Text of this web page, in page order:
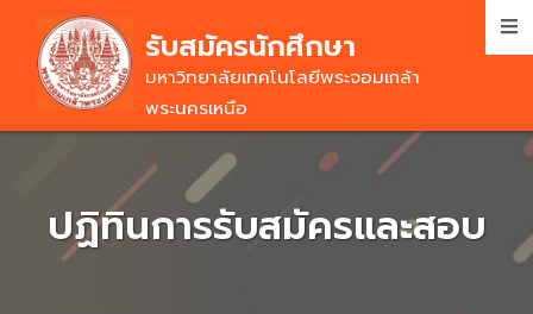
main
content
รับสมัครนักศึกษา
มหาวิทยาลัยเทคโนโลยีพระจอมเกล้า
พระนครเหนือ
ปฏิทินการรับสมัครและสอบ